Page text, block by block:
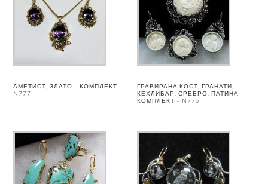
АМЕТИСТ, ЗЛАТО – КОМПЛЕКТ –
N777
ГРАВИРАНА КОСТ, ГРАНАТИ,
КЕХЛИБАР, СРЕБРО, ПАТИНА –
КОМПЛЕКТ – N776